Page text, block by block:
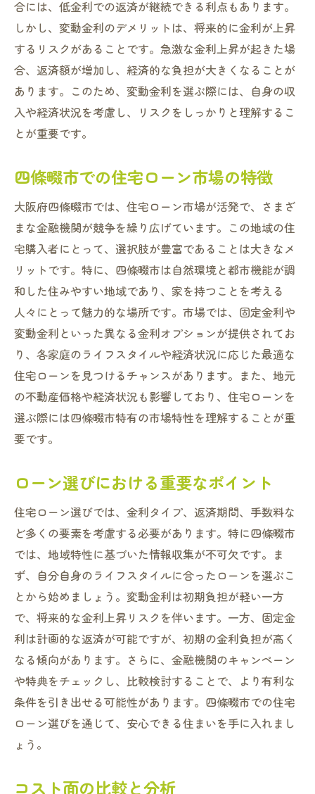
合には、低金利での返済が継続できる利点もあります。
しかし、変動金利のデメリットは、将来的に金利が上昇
するリスクがあることです。急激な金利上昇が起きた場
合、返済額が増加し、経済的な負担が大きくなることが
あります。このため、変動金利を選ぶ際には、自身の収
入や経済状況を考慮し、リスクをしっかりと理解するこ
とが重要です。
四條畷市での住宅ローン市場の特徴
大阪府四條畷市では、住宅ローン市場が活発で、さまざ
まな金融機関が競争を繰り広げています。この地域の住
宅購入者にとって、選択肢が豊富であることは大きなメ
リットです。特に、四條畷市は自然環境と都市機能が調
和した住みやすい地域であり、家を持つことを考える
人々にとって魅力的な場所です。市場では、固定金利や
変動金利といった異なる金利オプションが提供されてお
り、各家庭のライフスタイルや経済状況に応じた最適な
住宅ローンを見つけるチャンスがあります。また、地元
の不動産価格や経済状況も影響しており、住宅ローンを
選ぶ際には四條畷市特有の市場特性を理解することが重
要です。
ローン選びにおける重要なポイント
住宅ローン選びでは、金利タイプ、返済期間、手数料な
ど多くの要素を考慮する必要があります。特に四條畷市
では、地域特性に基づいた情報収集が不可欠です。ま
ず、自分自身のライフスタイルに合ったローンを選ぶこ
とから始めましょう。変動金利は初期負担が軽い一方
で、将来的な金利上昇リスクを伴います。一方、固定金
利は計画的な返済が可能ですが、初期の金利負担が高く
なる傾向があります。さらに、金融機関のキャンペーン
や特典をチェックし、比較検討することで、より有利な
条件を引き出せる可能性があります。四條畷市での住宅
ローン選びを通じて、安心できる住まいを手に入れまし
ょう。
コスト面の比較と分析